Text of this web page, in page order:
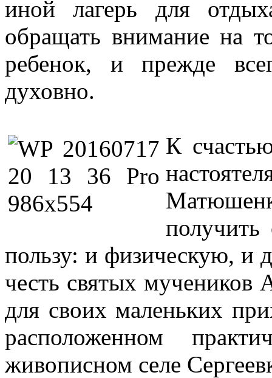
иной лагерь для
обращать внимание на
ребенок, и прежде
духовно.
К
пользу: и физическую, и
честь святых мучеников
для своих маленьких
расположенном
живописном селе